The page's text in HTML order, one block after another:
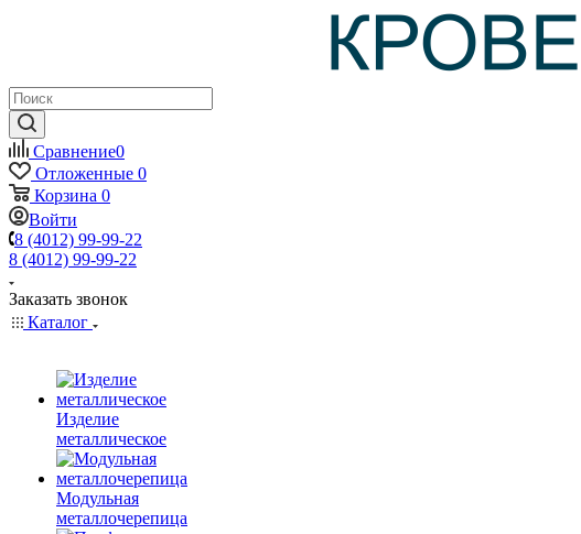
Сравнение0
Отложенные 0
Корзина 0
Войти
8 (4012) 99-99-22
8 (4012) 99-99-22
Заказать звонок
Каталог
Изделие
металлическое
Модульная
металлочерепица